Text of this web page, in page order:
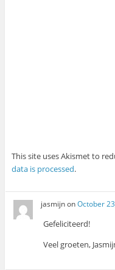
This site uses Akismet to
data is processed.
jasmijnonOctober
Gefeliciteerd!
Veel groeten,